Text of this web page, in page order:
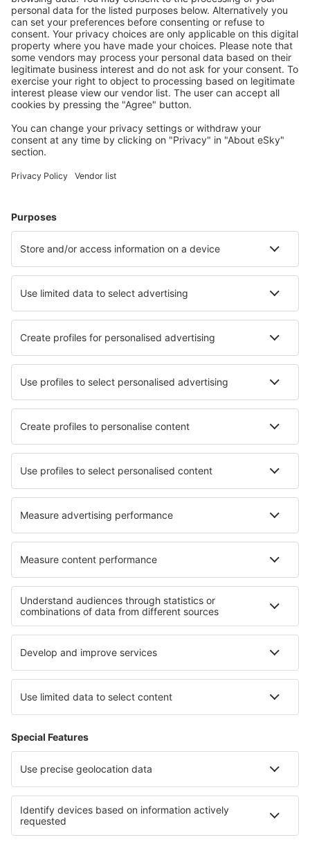
Unterkünfte, die Sie mögen
Wählen Sie aus über 1,3 Millionen Unterkünften: Hotels,
Hütten, Apartments und andere.
Unterkünfte in Bulgarien - Beliebte Städte
Unterkunft in Sunny Beach Unterkunft in Golden Sands
Unterkunft in Beli Iskŭr Unterkunft in Bliznatsi
Die besten Unterkünfte - Städte
Unterkunft in Stabroek Unterkunft in Weert
Unterkunft in Yerakárion Unterkunft in Gortaclare
Unterkunft in Belmont Unterkunft in Izborsk
Unterkunft Plovdiv province Unterkunft in Kreis Sandanski
Unterkunft am Goldstrand Unterkunft auf Rügen
Unterkunft in Capitol-Reef-Nationalpark
Unterkunft an der Costa del Sol
Unterkunft in Tennessee